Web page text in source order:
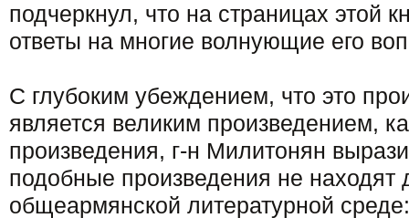
подчеркнул, что на страницах этой
ответы на многие волнующие его
С глубоким убеждением, что это
является великим произведением,
произведения, г-н Милитонян
подобные произведения не находят
общеармянской литературной